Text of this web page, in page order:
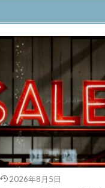
2026年8月5日